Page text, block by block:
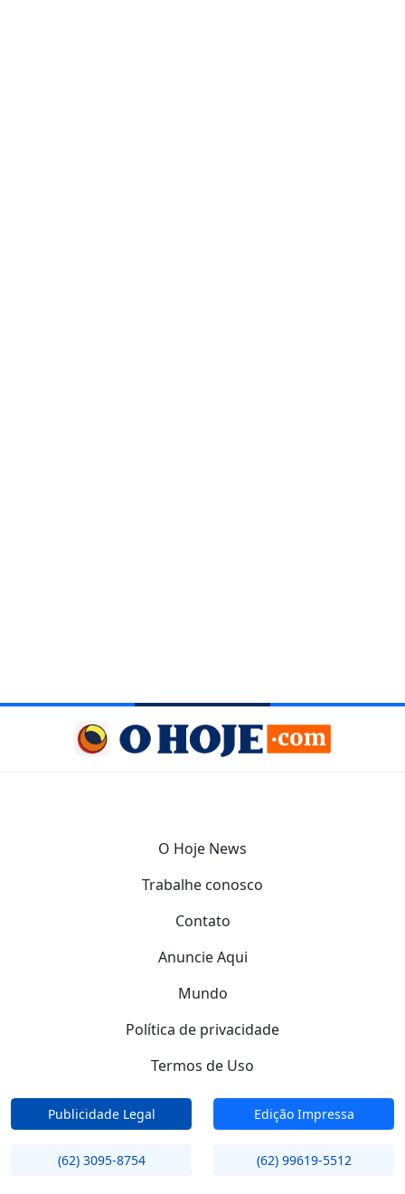
O Hoje News
Trabalhe conosco
Contato
Anuncie Aqui
Mundo
Política de privacidade
Termos de Uso
Publicidade Legal Edição Impressa
(62) 3095-8754 (62) 99619-5512